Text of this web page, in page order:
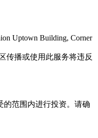
Uptown Building, Corner
传播或使用此服务将违反
的范围内进行投资。请确